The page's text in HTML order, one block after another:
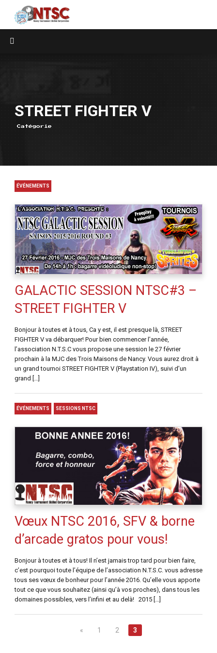
STREET FIGHTER V
Catégorie
ÉVÉNEMENTS
GALACTIC SESSION NTSC#3 –
STREET FIGHTER V
Bonjour à toutes et à tous, Ca y est, il est presque là, STREET
FIGHTER V va débarquer! Pour bien commencer l’année,
l’association N.T.S.C vous propose une session le 27 février
prochain à la MJC des Trois Maisons de Nancy. Vous aurez droit à
un grand tournoi STREET FIGHTER V (Playstation IV), suivi d’un
grand […]
ÉVÉNEMENTS SESSIONS NTSC
Vœux NTSC 2016, SFV & borne
d’arcade gratos pour vous!
Bonjour à toutes et à tous! Il n’est jamais trop tard pour bien faire,
c’est pourquoi toute l’équipe de l’association N.T.S.C. vous adresse
tous ses vœux de bonheur pour l’année 2016. Qu’elle vous apporte
tout ce que vous souhaitez (ainsi qu’à vos proches), dans tous les
domaines possibles, vers l’infini et au delà! 2015 […]
« 1 2 3